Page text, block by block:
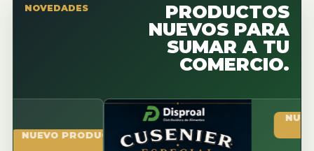
NOVEDADES
PRODUCTOS
NUEVOS PARA
SUMAR A TU
COMERCIO.
PRODUCTO
NUEVO